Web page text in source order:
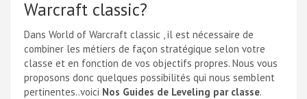
Warcraft classic?
Dans World of Warcraft classic , il est nécessaire de
combiner les métiers de façon stratégique selon votre
classe et en fonction de vos objectifs propres. Nous vous
proposons donc quelques possibilités qui nous semblent
pertinentes..voici Nos Guides de Leveling par classe.